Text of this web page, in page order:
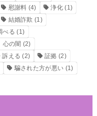
慰謝料 (4) 浄化(1)
結婚詐欺 (1)
べる (1)
心の闇 (2)
訴える (2) 証拠 (2)
騙された方が悪い (1)